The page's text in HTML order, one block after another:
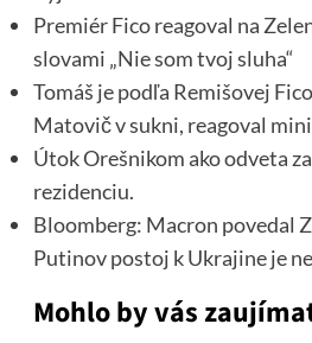
Premiér Fico reagoval na
slovami „Nie som tvoj sluha“
Tomáš je podľa Remišovej
Matovič v sukni, reagoval
Útok Orešnikom ako odveta
rezidenciu.
Bloomberg: Macron povedal
Putinov postoj k Ukrajine je
Mohlo by vás